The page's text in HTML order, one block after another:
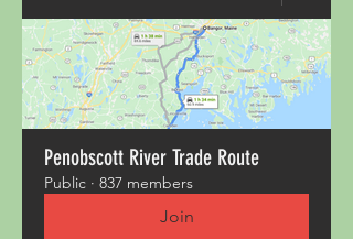
Penobscott River Trade Route
Public · 837 members
Join